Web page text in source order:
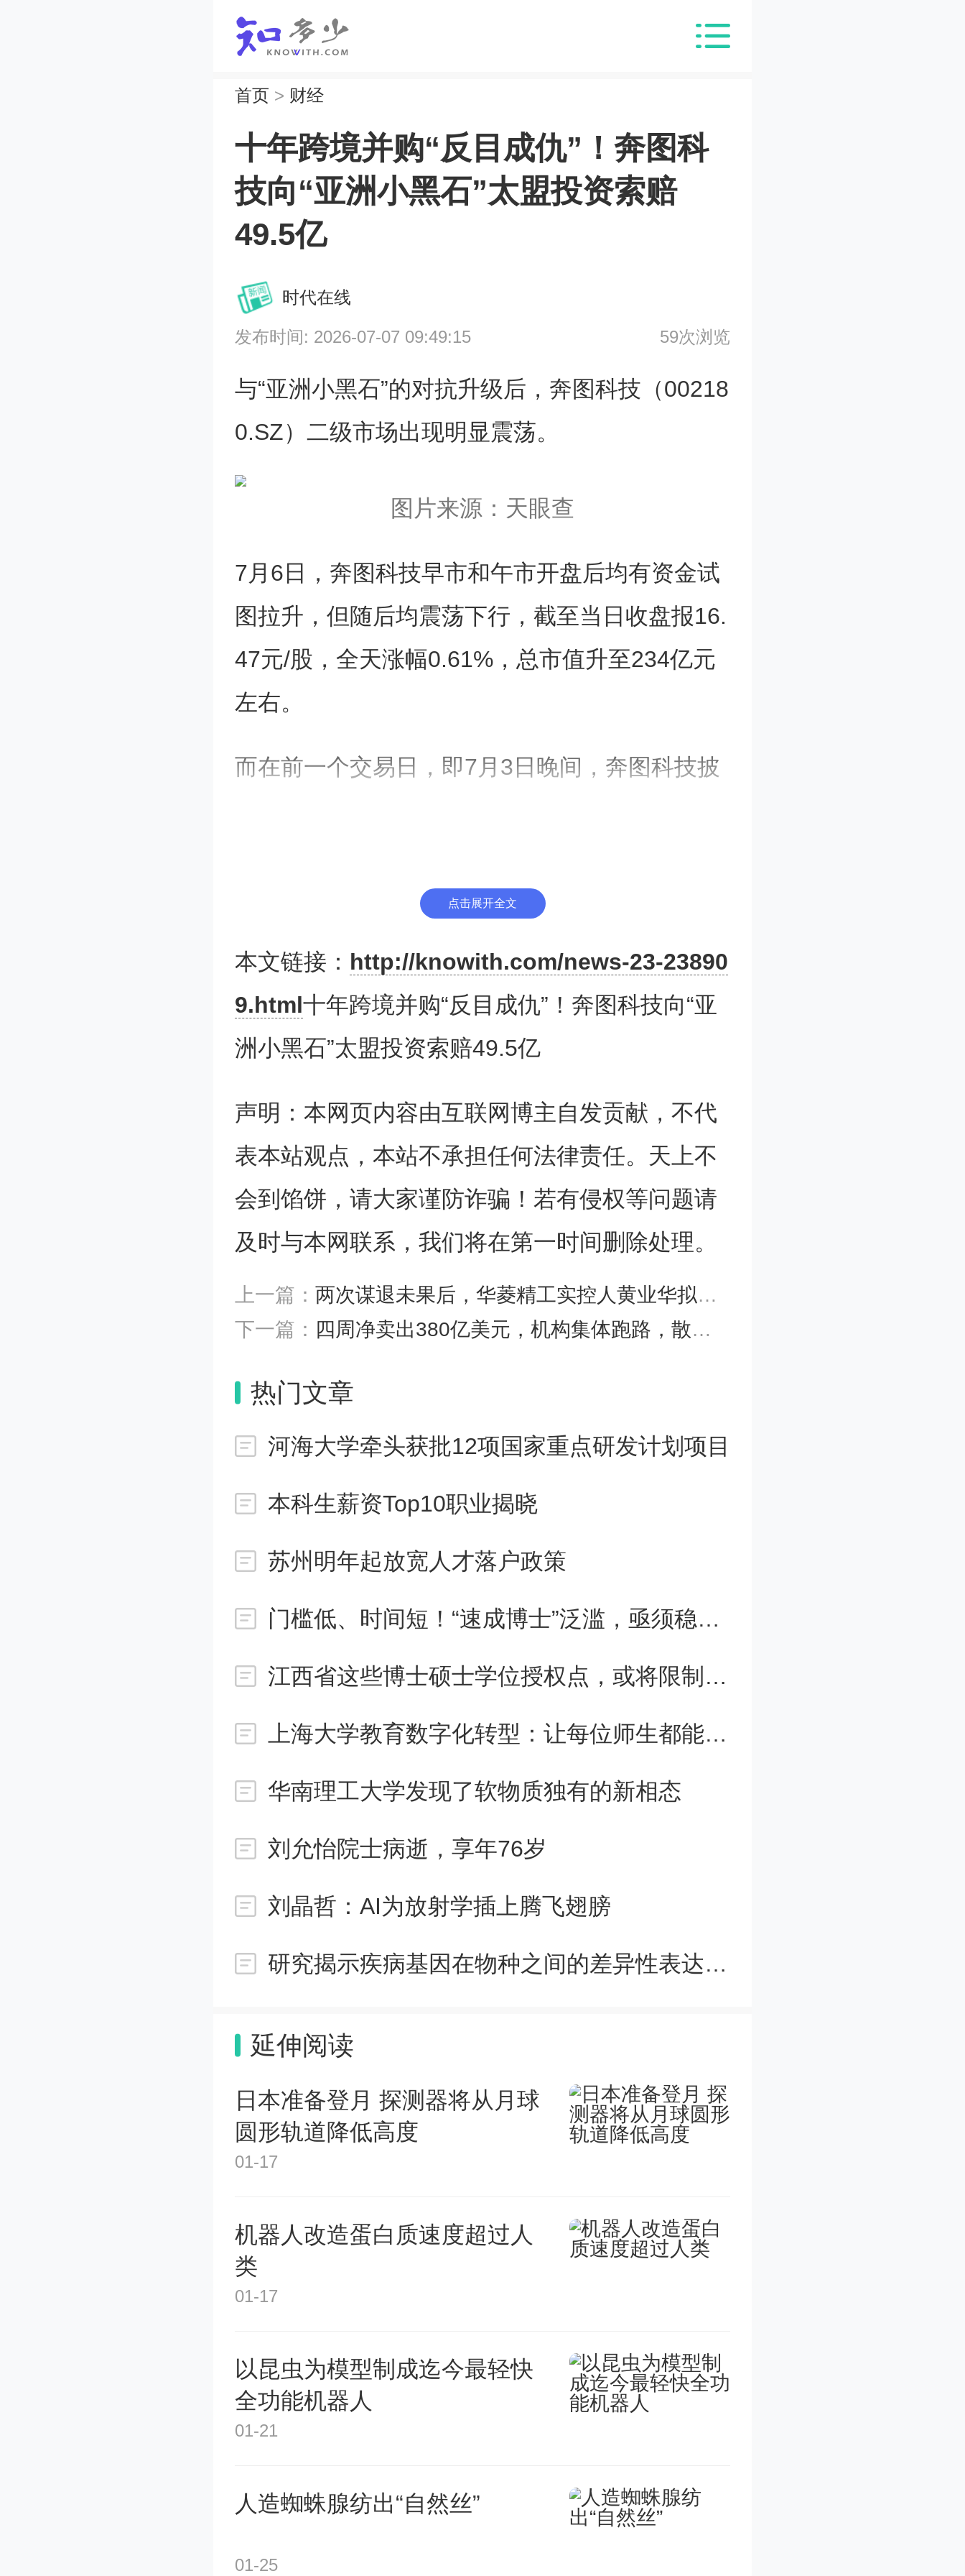
首页 > 财经
十年跨境并购“反目成仇”！奔图科
技向“亚洲小黑石”太盟投资索赔
49.5亿
时代在线
发布时间: 2026-07-07 09:49:15 59次浏览
与“亚洲小黑石”的对抗升级后，奔图科技（00218
0.SZ）二级市场出现明显震荡。
图片来源：天眼查
7月6日，奔图科技早市和午市开盘后均有资金试
图拉升，但随后均震荡下行，截至当日收盘报16.
47元/股，全天涨幅0.61%，总市值升至234亿元
左右。
而在前一个交易日，即7月3日晚间，奔图科技披
盟控股有限公司（下称“太盟投资”）、第三人上
达”）的纠纷案，索赔金额从此前的4.702亿美元
上调至49.5亿元人民币，案由也从“滥用股东权利
更早之前，太盟投资依据2016年的股东协议向香
港国际仲裁中心提起仲裁，向奔图科技主张合计
裁的双线对峙格局。
而来，目前为全球近300家机构投资者管理超过5
50亿美元资产，已成为亚洲领先的私募股权投资
公司，被冠以“亚洲小黑石”的名号，其董事长单
伟建被誉为“中国私募之王”。
7月6日上午，时代周报记者就此次诉讼调整向奔
者热线接听员回应称“还在看（采访提纲）”，且
未答复。此外，记者同日致电太盟投资相关公
司，语音留言试图采访，但截至发稿也未获回
十年并购“恩怨”
这场纠纷的起点，要追溯到2016年的跨境私有化
彼时，奔图科技证券简称为“艾派克”，为补齐打
印全产业链技术短板、实现国产打印软硬件一体
化突破，公司联合太盟投资、上海朔达共同在开
Company Limited（下称“合资公司”），以整体2
7亿美元的对价完成对纽交所商用打印龙头Lexm
收购。
根据公司当时披露的《重大资产购买实施情况报
余收购资金通过银团杠杆贷款补足。初始股权比
例中，艾派克出资约7.77亿美元，持有合资公司5
点击展开全文
本文链接： http://knowith.com/news-23-23890
9.html十年跨境并购“反目成仇”！奔图科技向“亚
洲小黑石”太盟投资索赔49.5亿
声明：本网页内容由互联网博主自发贡献，不代
表本站观点，本站不承担任何法律责任。天上不
会到馅饼，请大家谨防诈骗！若有侵权等问题请
及时与本网联系，我们将在第一时间删除处理。
上一篇： 两次谋退未果后，华菱精工实控人黄业华拟转让8%股权，接盘方有半导体背景
下一篇： 四周净卖出380亿美元，机构集体跑路，散户却还在“买买买”
热门文章
河海大学牵头获批12项国家重点研发计划项目
本科生薪资Top10职业揭晓
苏州明年起放宽人才落户政策
门槛低、时间短！“速成博士”泛滥，亟须稳妥应对
江西省这些博士硕士学位授权点，或将限制申报
上海大学教育数字化转型：让每位师生都能成为参与者
华南理工大学发现了软物质独有的新相态
刘允怡院士病逝，享年76岁
刘晶哲：AI为放射学插上腾飞翅膀
研究揭示疾病基因在物种之间的差异性表达和功能
延伸阅读
日本准备登月 探测器将从月球
圆形轨道降低高度
01-17
机器人改造蛋白质速度超过人
类
01-17
以昆虫为模型制成迄今最轻快
全功能机器人
01-21
人造蜘蛛腺纺出“自然丝”
01-25